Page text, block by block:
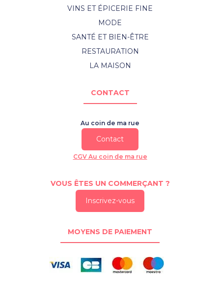
VINS ET ÉPICERIE FINE
MODE
SANTÉ ET BIEN-ÊTRE
RESTAURATION
LA MAISON
CONTACT
Au coin de ma rue
Contact
CGV Au coin de ma rue
VOUS ÊTES UN COMMERÇANT ?
Inscrivez-vous
MOYENS DE PAIEMENT